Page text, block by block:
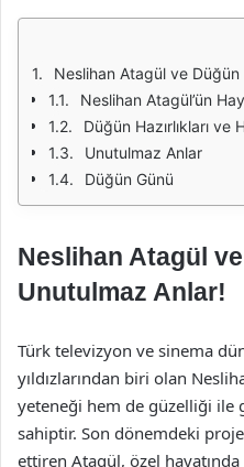
Neslihan Atagül ve Düğün
Neslihan Atagül’ün
Düğün Hazırlıkları ve
Unutulmaz Anlar
Düğün Günü
Neslihan Atagül
Unutulmaz Anlar!
Türk televizyon ve sinema
yıldızlarından biri olan
yeteneği hem de güzelliği ile
sahiptir. Son dönemdeki
ettiren Atagül, özel